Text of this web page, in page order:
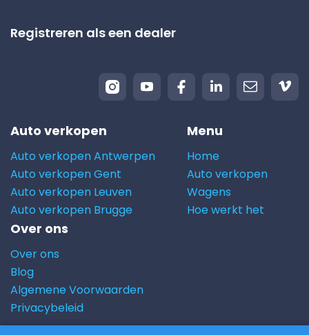
Registreren als een dealer
Auto verkopen
Auto verkopen Antwerpen
Auto verkopen Gent
Auto verkopen Leuven
Auto verkopen Brugge
Menu
Home
Auto verkopen
Wagens
Hoe werkt het
Over ons
Over ons
Blog
Algemene Voorwaarden
Privacybeleid